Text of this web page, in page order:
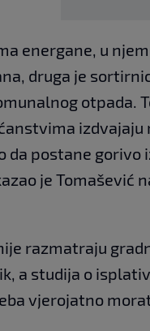
energane, u
druga je
otpada.
da postane gorivo
je Tomašević
razmatraju
a studija o
vjerojatno